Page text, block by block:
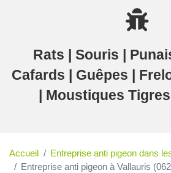
Rats | Souris |
Cafards | Guêpes |
| Moustiques
Accueil
Entreprise anti pigeon dans
Entreprise anti pigeon à Vallauris